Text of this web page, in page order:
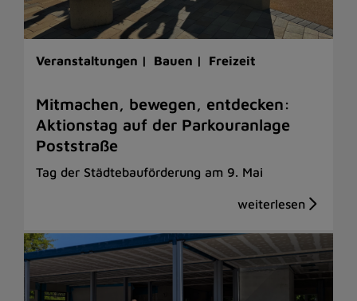
Veranstaltungen | Bauen | Freizeit
Mitmachen, bewegen, entdecken:
Aktionstag auf der Parkouranlage
Poststraße
Tag der Städtebauförderung am 9. Mai